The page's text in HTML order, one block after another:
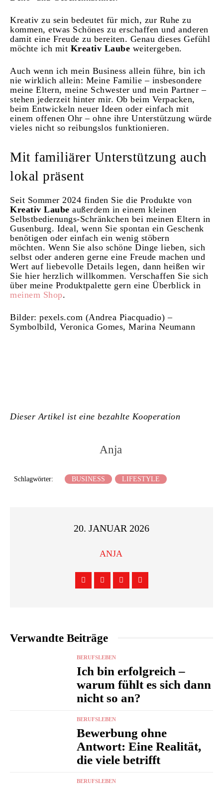
Kreativ zu sein bedeutet für mich, zur Ruhe zu
kommen, etwas Schönes zu erschaffen und anderen
damit eine Freude zu bereiten. Genau dieses Gefühl
möchte ich mit Kreativ Laube weitergeben.
Auch wenn ich mein Business allein führe, bin ich
nie wirklich allein: Meine Familie – insbesondere
meine Eltern, meine Schwester und mein Partner –
stehen jederzeit hinter mir. Ob beim Verpacken,
beim Entwickeln neuer Ideen oder einfach mit
einem offenen Ohr – ohne ihre Unterstützung würde
vieles nicht so reibungslos funktionieren.
Mit familiärer Unterstützung auch
lokal präsent
Seit Sommer 2024 finden Sie die Produkte von
Kreativ Laube außerdem in einem kleinen
Selbstbedienungs-Schränkchen bei meinen Eltern in
Gusenburg. Ideal, wenn Sie spontan ein Geschenk
benötigen oder einfach ein wenig stöbern
möchten. Wenn Sie also schöne Dinge lieben, sich
selbst oder anderen gerne eine Freude machen und
Wert auf liebevolle Details legen, dann heißen wir
Sie hier herzlich willkommen. Verschaffen Sie sich
über meine Produktpalette gern eine Überblick in
meinem Shop.
Bilder: pexels.com (Andrea Piacquadio) –
Symbolbild, Veronica Gomes, Marina Neumann
Dieser Artikel ist eine bezahlte Kooperation
Anja
Schlagwörter: BUSINESS LIFESTYLE
20. JANUAR 2026
ANJA
Verwandte Beiträge
BERUFSLEBEN
Ich bin erfolgreich –
warum fühlt es sich dann
nicht so an?
BERUFSLEBEN
Bewerbung ohne
Antwort: Eine Realität,
die viele betrifft
BERUFSLEBEN